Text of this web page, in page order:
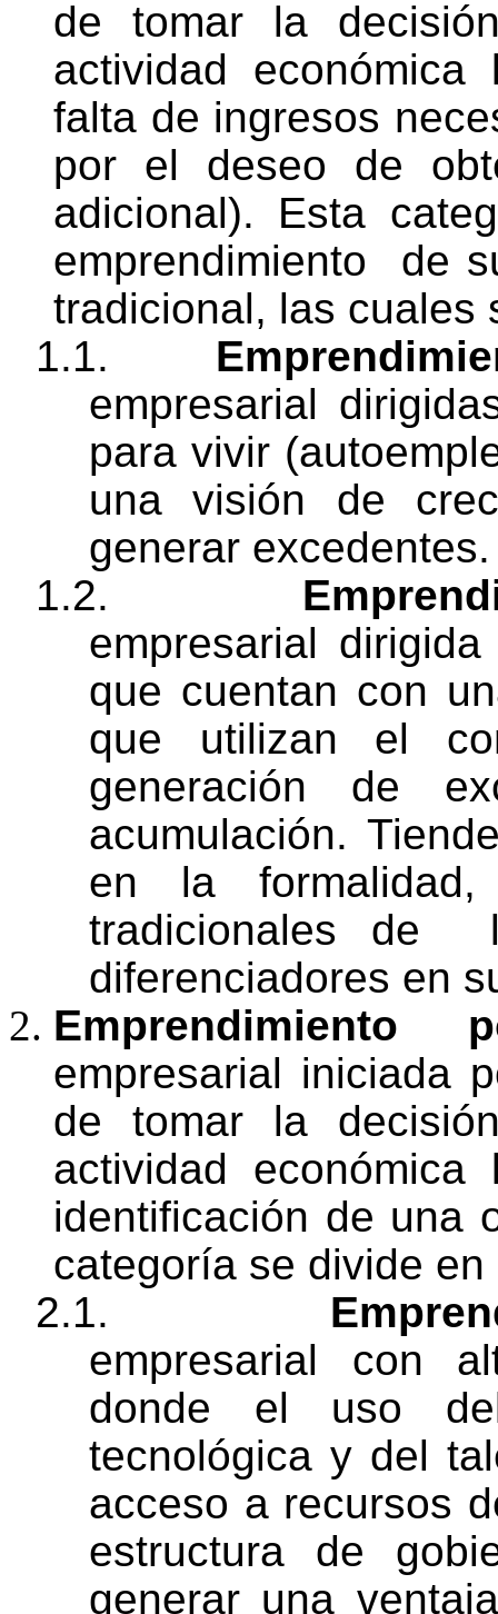
de tomar la
actividad
falta de ingresos
por el deseo de
adicional). Esta
emprendimiento
de
tradicional, las cuales
1.1.
empresarial
para vivir
una visión de
generar excedentes.
1.2.
empresarial
que cuentan con
que utilizan el
generación de
acumulación.
en la
tradicionales de
diferenciadores en
Emprendimiento
empresarial iniciada
de tomar la
actividad
identificación de una
categoría se divide en
2.1.
empresarial con
donde el uso
tecnológica y del
acceso a recursos
estructura de
generar una